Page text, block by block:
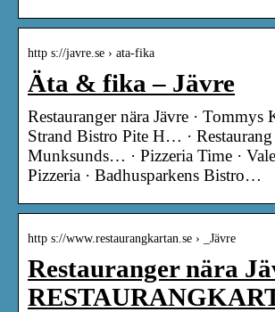
http s://javre.se › ata-fika
Äta & fika – Jävre
Restauranger nära Jävre ·
Strand Bistro Pite H… · Restaurang
Munksunds… · Pizzeria Time ·
Pizzeria · Badhusparkens Bistro…
http s://www.restaurangkartan.se › _Jävre
Restauranger nära